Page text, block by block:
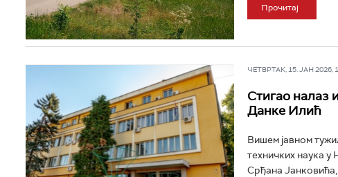
Прочитај
ЧЕТВРТАК, 15. ЈАН 2026,
Стигао налаз
Данке Илић
Вишем јавном
техничких наука у
Срђана